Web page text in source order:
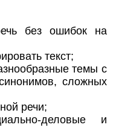
без ошибок на
текст;
темы с
сложных
речи;
деловые и